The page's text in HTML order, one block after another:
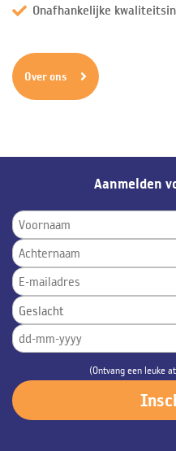
Onafhankelijke
Over ons
Aanmelden
(Ontvang een leuke